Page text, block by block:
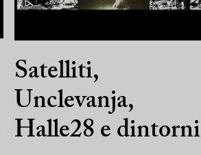
Satelliti,
Unclevanja,
Halle28 e dintorni